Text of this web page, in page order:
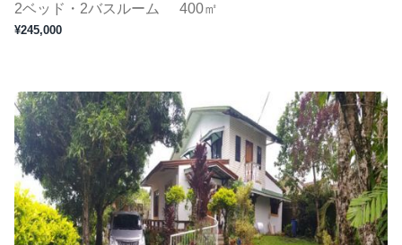
2ベッド・2バスルーム 400㎡
¥245,000